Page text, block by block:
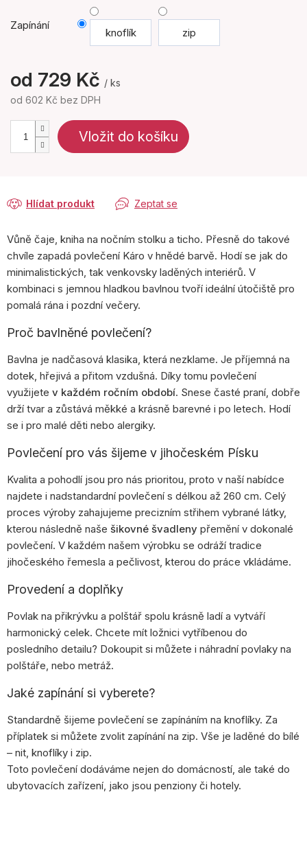
Zapínání
knoflík zip
od 729 Kč / ks
od 602 Kč bez DPH
Vložit do košíku
Zeptat se
Hlídat produkt
Vůně čaje, kniha na nočním stolku a ticho. Přesně do takové
chvíle zapadá povlečení Káro v hnědé barvě. Hodí se jak do
minimalistických, tak venkovsky laděných interiérů. V
kombinaci s jemnou hladkou bavlnou tvoří ideální útočiště pro
pomalá rána i pozdní večery.
Proč bavlněné povlečení?
Bavlna je nadčasová klasika, která nezklame. Je příjemná na
dotek, hřejivá a přitom vzdušná. Díky tomu povlečení
využijete v každém ročním období. Snese časté praní, dobře
drží tvar a zůstává měkké a krásně barevné i po letech. Hodí
se i pro malé děti nebo alergiky.
Povlečení pro vás šijeme v jihočeském Písku
Kvalita a pohodlí jsou pro nás prioritou, proto v naší nabídce
najdete i nadstandardní povlečení s délkou až 260 cm. Celý
proces výroby zahajujeme precizním střihem vybrané látky,
kterou následně naše šikovné švadleny přemění v dokonalé
povlečení. V každém našem výrobku se odráží tradice
jihočeského řemesla a pečlivost, kterou do práce vkládáme.
Provedení a doplňky
Povlak na přikrývku a polštář spolu krásně ladí a vytváří
harmonický celek. Chcete mít ložnici vytříbenou do
posledního detailu? Dokoupit si můžete i náhradní povlaky na
polštáře, nebo metráž.
Jaké zapínání si vyberete?
Standardně šijeme povlečení se zapínáním na knoflíky. Za
příplatek si můžete zvolit zapínání na zip. Vše je laděné do bílé
– nit, knoflíky i zip.
Toto povlečení dodáváme nejen do domácností, ale také do
ubytovacích zařízení, jako jsou penziony či hotely.